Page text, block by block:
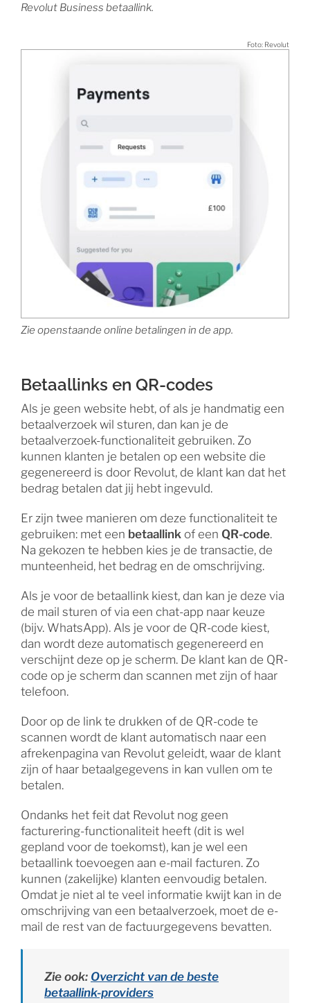
Revolut Business betaallink.
Foto: Revolut
Zie openstaande online betalingen in de app.
Betaallinks en QR-codes
Als je geen website hebt, of als je handmatig een
betaalverzoek wil sturen, dan kan je de
betaalverzoek-functionaliteit gebruiken. Zo
kunnen klanten je betalen op een website die
gegenereerd is door Revolut, de klant kan dat het
bedrag betalen dat jij hebt ingevuld.
Er zijn twee manieren om deze functionaliteit te
gebruiken: met een betaallink of een QR-code.
Na gekozen te hebben kies je de transactie, de
munteenheid, het bedrag en de omschrijving.
Als je voor de betaallink kiest, dan kan je deze via
de mail sturen of via een chat-app naar keuze
(bijv. WhatsApp). Als je voor de QR-code kiest,
dan wordt deze automatisch gegenereerd en
verschijnt deze op je scherm. De klant kan de QR-
code op je scherm dan scannen met zijn of haar
telefoon.
Door op de link te drukken of de QR-code te
scannen wordt de klant automatisch naar een
afrekenpagina van Revolut geleidt, waar de klant
zijn of haar betaalgegevens in kan vullen om te
betalen.
Ondanks het feit dat Revolut nog geen
facturering-functionaliteit heeft (dit is wel
gepland voor de toekomst), kan je wel een
betaallink toevoegen aan e-mail facturen. Zo
kunnen (zakelijke) klanten eenvoudig betalen.
Omdat je niet al te veel informatie kwijt kan in de
omschrijving van een betaalverzoek, moet de e-
mail de rest van de factuurgegevens bevatten.
Zie ook: Overzicht van de beste
betaallink-providers